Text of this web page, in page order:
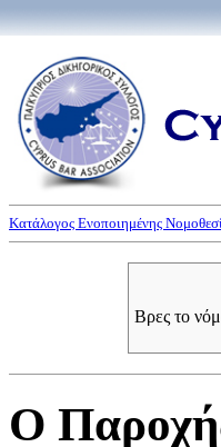
Κατάλογος Ενοποιημένης
Βρες το
Ο